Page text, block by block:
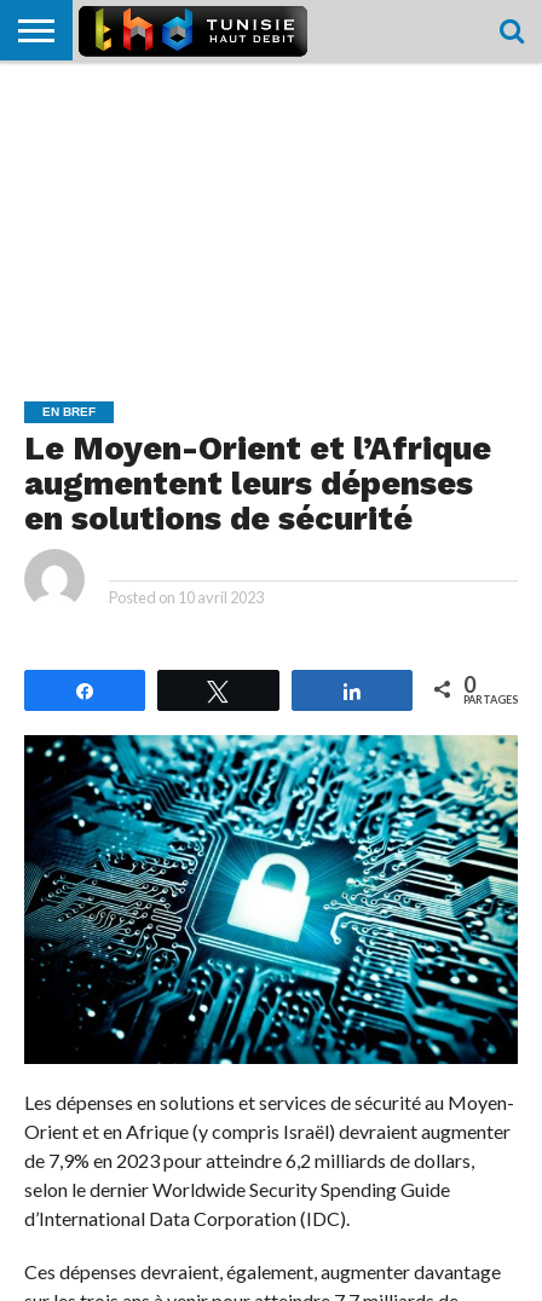
EN BREF
Le Moyen-Orient et l’Afrique
augmentent leurs dépenses
en solutions de sécurité
Posted on 10 avril 2023
Partagez 0
PARTAGES
Les dépenses en solutions et services de sécurité au Moyen-
Orient et en Afrique (y compris Israël) devraient augmenter
de 7,9% en 2023 pour atteindre 6,2 milliards de dollars,
selon le dernier Worldwide Security Spending Guide
d’International Data Corporation (IDC).
Ces dépenses devraient, également, augmenter davantage